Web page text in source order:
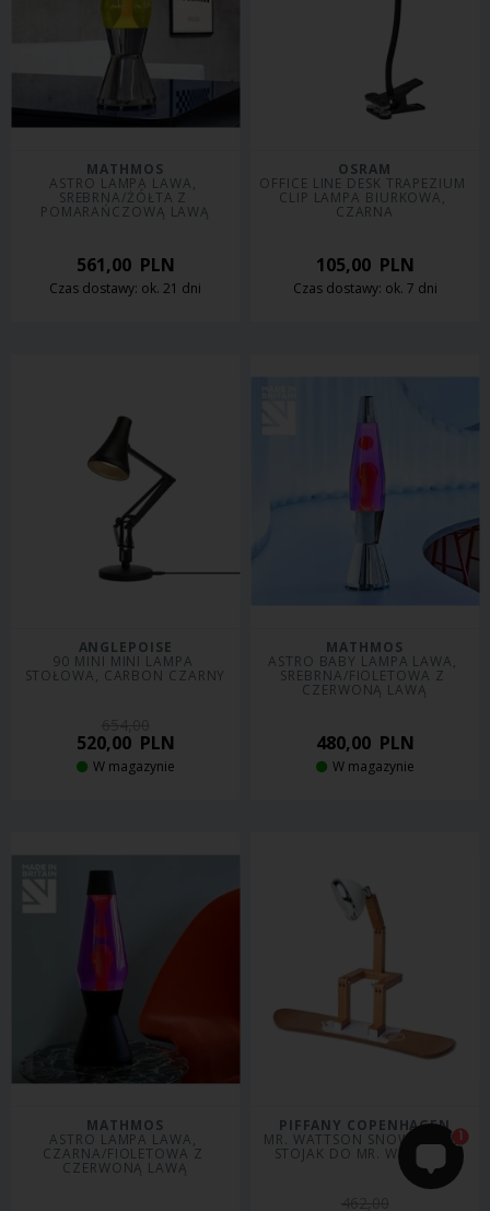
MATHMOS
ASTRO LAMPA LAWA,
SREBRNA/ŻÓŁTA Z
POMARAŃCZOWĄ LAWĄ
561,00PLN
Czas dostawy: ok. 21 dni
OSRAM
OFFICE LINE DESK TRAPEZIUM
CLIP LAMPA BIURKOWA,
CZARNA
105,00PLN
Czas dostawy: ok. 7 dni
ANGLEPOISE
90 MINI MINI LAMPA
STOŁOWA, CARBON CZARNY
520,00PLN
W magazynie
MATHMOS
ASTRO BABY LAMPA LAWA,
SREBRNA/FIOLETOWA Z
CZERWONĄ LAWĄ
480,00PLN
W magazynie
MATHMOS
ASTRO LAMPA LAWA,
CZARNA/FIOLETOWA Z
CZERWONĄ LAWĄ
PIFFANY COPENHAGEN
MR. WATTSON SNOWBOARD
STOJAK DO MR. WATTSON
1